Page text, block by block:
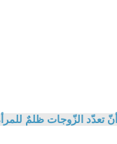
أنّ تعدّد الزّوجات ظلمٌ